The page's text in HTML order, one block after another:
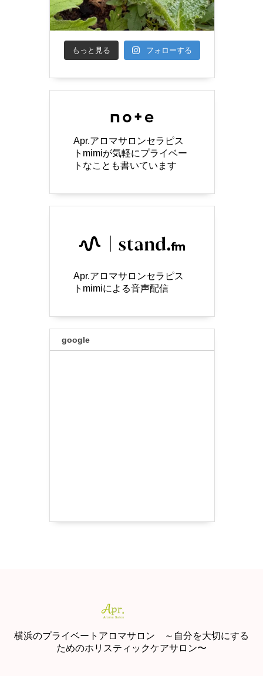
もっと見る フォローする
Apr.アロマサロンセラピス
トmimiが気軽にプライベー
トなことも書いています
Apr.アロマサロンセラピス
トmimiによる音声配信
google
横浜のプライベートアロマサロン ～自分を大切にする
ためのホリスティックケアサロン〜